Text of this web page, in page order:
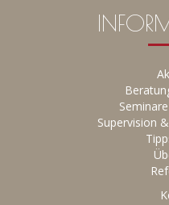
Supervision